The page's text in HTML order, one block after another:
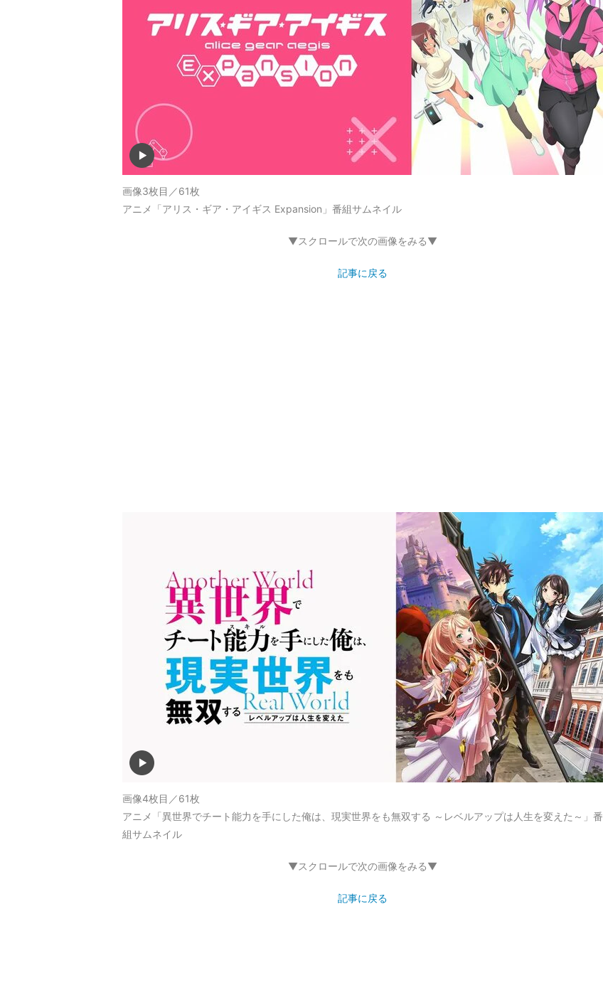
画像3枚目／61枚
アニメ「アリス・ギア・アイギス Expansion」番組サムネイル
▼スクロールで次の画像をみる▼
記事に戻る
画像4枚目／61枚
アニメ「異世界でチート能力を手にした俺は、現実世界をも無双する ～レベルアップは人生を変えた～」番
組サムネイル
▼スクロールで次の画像をみる▼
記事に戻る